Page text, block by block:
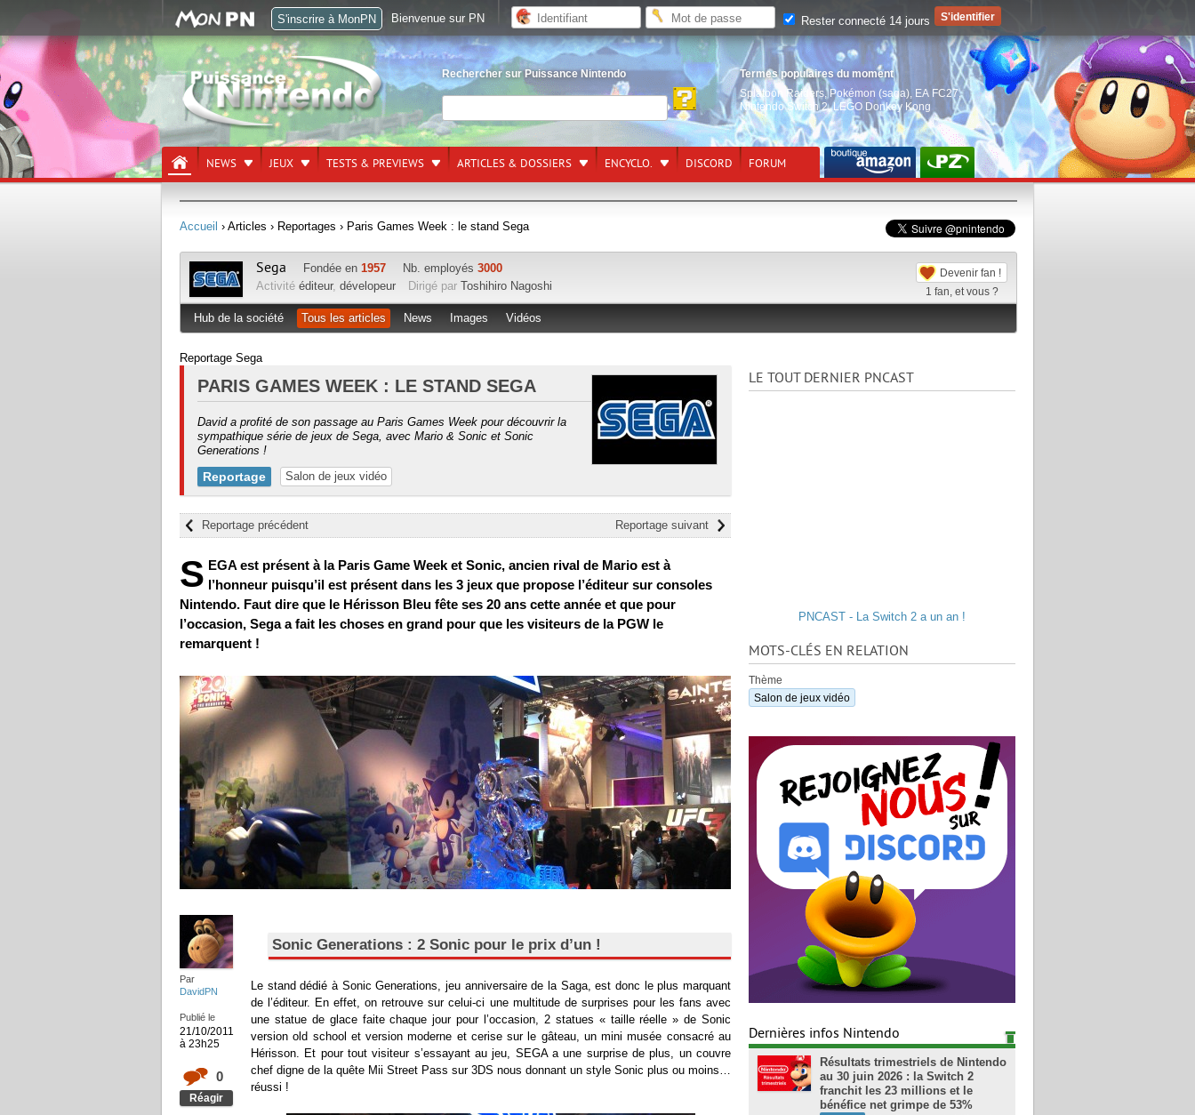
Rechercher sur Puissance Nintendo
Termes populaires du moment
Splatoon Raiders, Pokémon (saga) EA FC27,
Nintendo Switch 2,LEGO Donkey Kong
NEWS JEUX TESTS & PREVIEWS ARTICLES & DOSSIERS ENCYCLO. DISCORD FORUM
Accueil › Articles › Reportages › Paris Games Week : le stand Sega
Devenir fan !
1 fan, et vous ?
Sega Fondée en 1957 Nb. employés 3000
Activité éditeur, dévelopeur Dirigé par Toshihiro Nagoshi
Hub de la société Tous les articles News Images Vidéos
Reportage Sega
PARIS GAMES WEEK : LE STAND SEGA
David a profité de son passage au Paris Games Week pour découvrir la
sympathique série de jeux de Sega, avec Mario & Sonic et Sonic
Generations !
Reportage Salon de jeux vidéo
Reportage suivant
Reportage précédent
S EGA est présent à la Paris Game Week et Sonic, ancien rival de Mario est à
l’honneur puisqu’il est présent dans les 3 jeux que propose l’éditeur sur consoles
Nintendo. Faut dire que le Hérisson Bleu fête ses 20 ans cette année et que pour
l’occasion, Sega a fait les choses en grand pour que les visiteurs de la PGW le
remarquent !
Par
DavidPN
Publié le
21/10/2011
à 23h25
0
Réagir
Sonic Generations : 2 Sonic pour le prix d’un !
Le stand dédié à Sonic Generations, jeu anniversaire de la Saga, est donc le plus marquant
de l’éditeur. En effet, on retrouve sur celui-ci une multitude de surprises pour les fans avec
une statue de glace faite chaque jour pour l’occasion, 2 statues « taille réelle » de Sonic
version old school et version moderne et cerise sur le gâteau, un mini musée consacré au
Hérisson. Et pour tout visiteur s’essayant au jeu, SEGA a une surprise de plus, un couvre
chef digne de la quête Mii Street Pass sur 3DS nous donnant un style Sonic plus ou moins…
réussi !
LE TOUT DERNIER PNCAST
PNCAST - La Switch 2 a un an !
MOTS-CLÉS EN RELATION
Thème
Salon de jeux vidéo
Dernières infos Nintendo
Résultats trimestriels de Nintendo
au 30 juin 2026 : la Switch 2
franchit les 23 millions et le
bénéfice net grimpe de 53%
S'inscrire à MonPN Bienvenue sur PN Rester connecté 14 jours